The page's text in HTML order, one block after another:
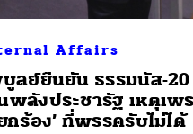
Affairs
ลย์ยืนยัน ธรรมนัส-
ลังประชารัฐ เหตุเพร
กร้อง’ ที่พรรครับไม่ได้